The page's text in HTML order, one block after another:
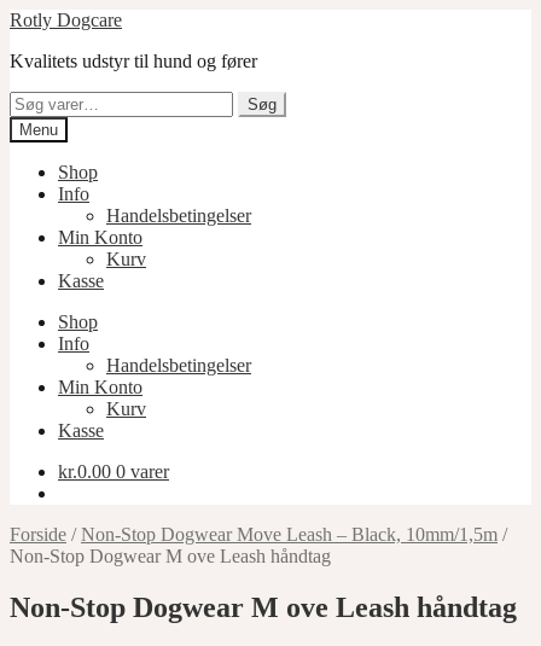
Spring
navigation
Spring
indhold
Rotly Dogcare
Kvalitets udstyr til hund og fører
Søg
efter:
Søg
Menu
Shop
Info
Handelsbetingelser
Min Konto
Kurv
Kasse
Shop
Info
Handelsbetingelser
Min Konto
Kurv
Kasse
kr.0.00 0 varer
Forside /Non-Stop Dogwear Move Leash – Black, 10mm/1,5m /
Non-Stop Dogwear M ove Leash håndtag
Non-Stop Dogwear M ove Leash håndtag